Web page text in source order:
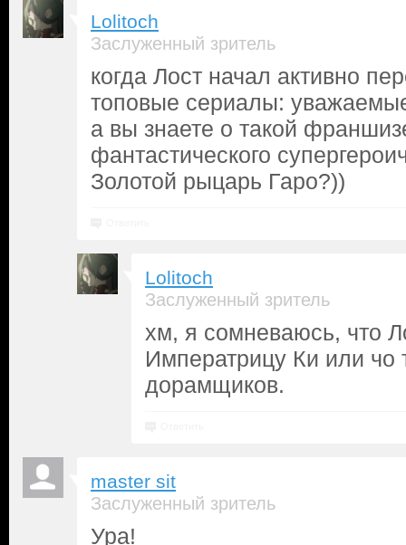
Lolitoch
Заслуженный зритель
когда Лост начал активно
топовые сериалы:
а вы знаете о такой
фантастического
Золотой рыцарь Гаро?))
Lolitoch
Заслуженный зритель
хм, я сомневаюсь, что
Императрицу Ки или чо
дорамщиков.
master sit
Заслуженный зритель
Ура!